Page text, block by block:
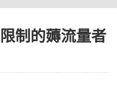
制的薅流量者